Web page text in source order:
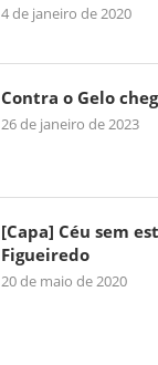
4 de janeiro de 2020
Contra o Gelo
26 de janeiro de 2023
[Capa] Céu sem
Figueiredo
20 de maio de 2020